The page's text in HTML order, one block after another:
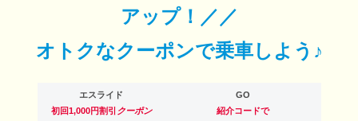
アップ！／／
オトクなクーポンで乗車しよう♪
エスライド
初回1,000円割引 クーポン
GO
紹介コードで